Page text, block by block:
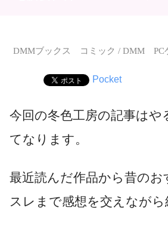
DMMブックス コミック / DMM PC
Pocket
今回の冬色工房の記事はや
てなります。
最近読んだ作品から昔の
スレまで感想を交えながら